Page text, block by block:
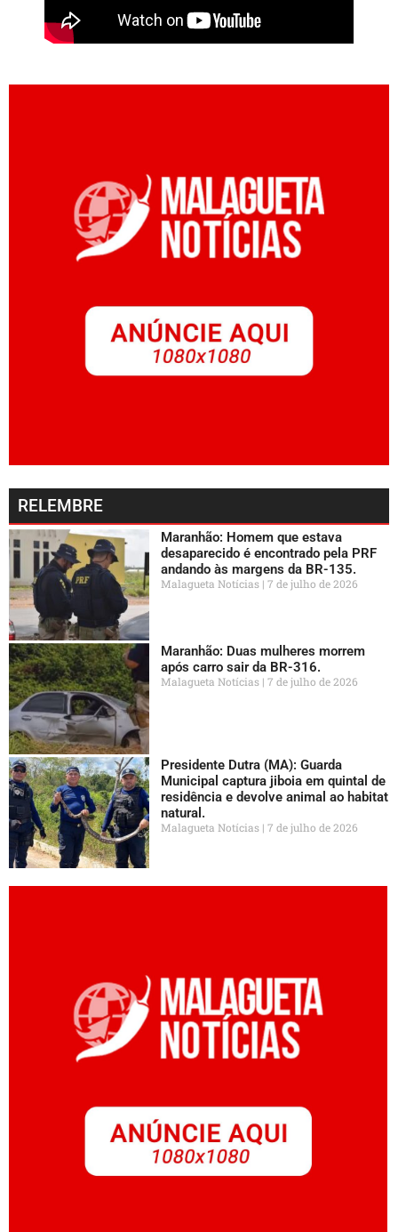
RELEMBRE
Maranhão: Homem que estava
desaparecido é encontrado pela PRF
andando às margens da BR-135.
Malagueta Notícias 7 de julho de 2026
Maranhão: Duas mulheres morrem
após carro sair da BR-316.
Malagueta Notícias 7 de julho de 2026
Presidente Dutra (MA): Guarda
Municipal captura jiboia em quintal de
residência e devolve animal ao habitat
natural.
Malagueta Notícias 7 de julho de 2026